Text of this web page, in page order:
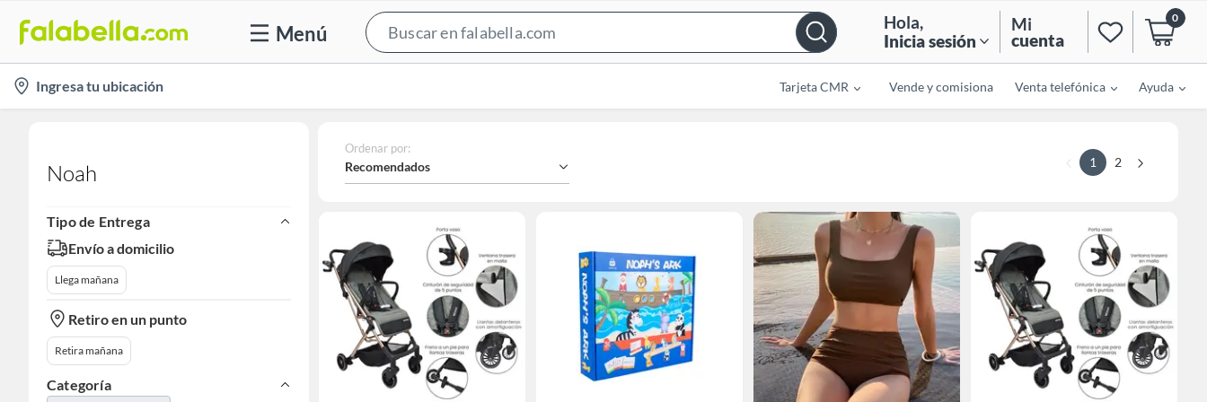
Menú
Bar
Hola,
Inicia sesión
Mi
cuenta
0
location-
icon
Ingresa tu ubicación Tarjeta CMR Vende y comisiona Venta telefónica Ayuda
Noah
Tipo de Entrega
Envío a domicilio
Llega mañana
Retiro en un punto
Retira mañana
Categoría
Ordenar por:
Recomendados 1 2